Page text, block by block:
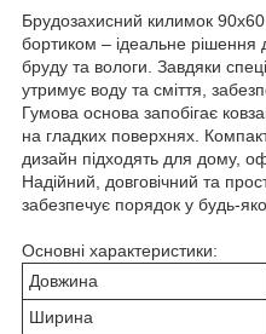
Брудозахисний килимок
бортиком – ідеальне рішення
бруду та вологи. Завдяки
утримує воду та сміття,
Гумова основа запобігає
на гладких поверхнях.
дизайн підходять для дому,
Надійний, довговічний та
забезпечує порядок у будь-
Основні характеристики:
Довжина
Ширина